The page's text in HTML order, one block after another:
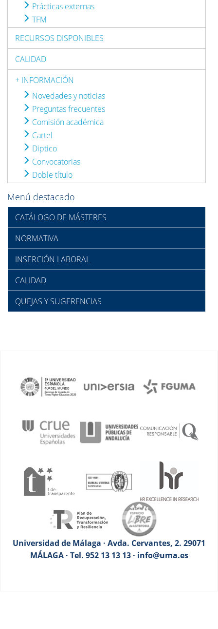
Prácticas externas
TFM
RECURSOS DISPONIBLES
CALIDAD
+ INFORMACIÓN
Novedades y noticias
Preguntas frecuentes
Comisión académica
Cartel
Diptico
Convocatorias
Doble título
Menú destacado
CATÁLOGO DE MÁSTERES
NORMATIVA
INSERCIÓN LABORAL
CALIDAD
QUEJAS Y SUGERENCIAS
Universidad de Málaga · Avda. Cervantes, 2. 29071
MÁLAGA · Tel. 952 13 13 13 · info@uma.es